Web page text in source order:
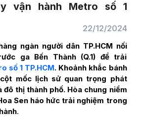
vận hành Metro số 1
22/12/2024
ngàn người dân TP.HCM nối
ga Bến Thành (Q.1) để trải
số 1 TP.HCM. Khoảnh khắc bánh
mốc lịch sử quan trọng phát
thị thành phố. Hòa chung niềm
Sen háo hức trải nghiệm trong
.